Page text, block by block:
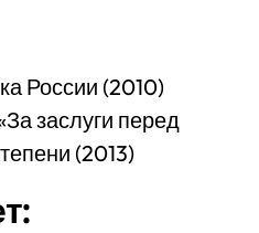
России (2010)
заслуги перед
(2013)